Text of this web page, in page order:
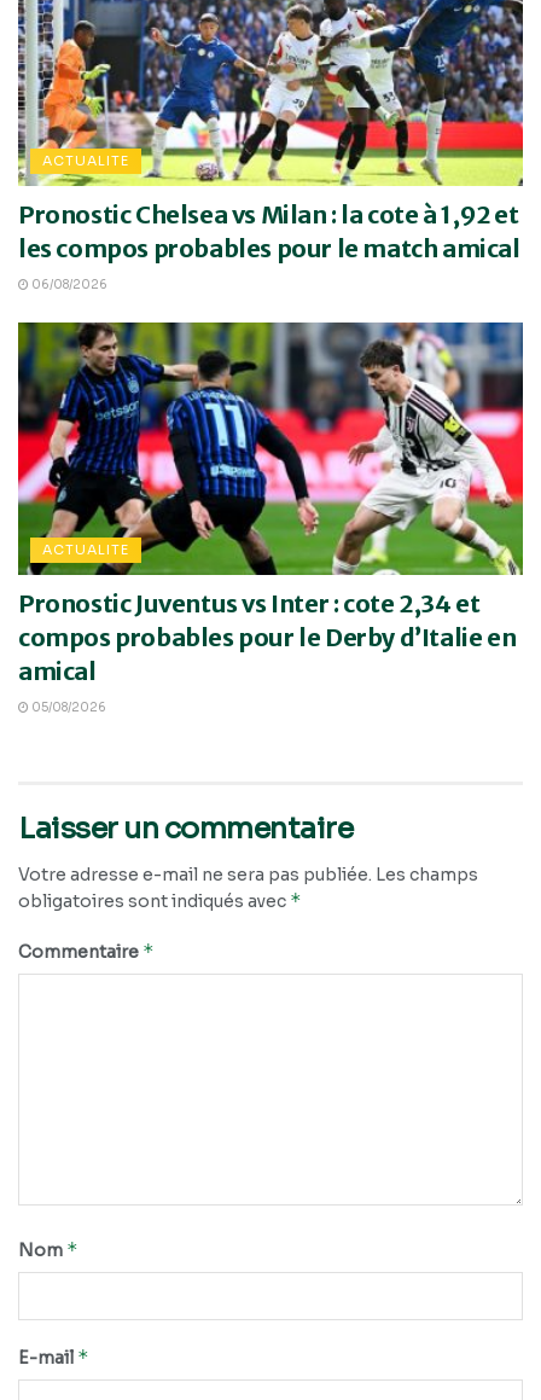
ACTUALITE
Pronostic Chelsea vs Milan : la cote à 1,92 et
les compos probables pour le match amical
06/08/2026
ACTUALITE
Pronostic Juventus vs Inter : cote 2,34 et
compos probables pour le Derby d’Italie en
amical
05/08/2026
Laisser un commentaire
Votre adresse e-mail ne sera pas publiée. Les champs
obligatoires sont indiqués avec *
Commentaire *
Nom *
E-mail *